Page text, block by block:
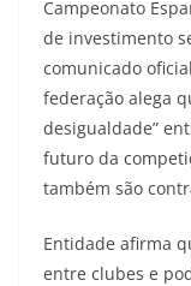
Campeonato
de investimento
comunicado
federação alega
desigualdade”
futuro da
também são
Entidade afirma
entre clubes e